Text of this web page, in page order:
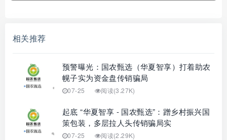
相关推荐
预警曝光：国农甄选（华夏智享）打着助农
幌子实为资金盘传销骗局
07-25 阅读(3.27K)
起底 “华夏智享 - 国农甄选”：蹭乡村振兴国
策包装，多层拉人头传销骗局实
07-25 阅读(2.29K)